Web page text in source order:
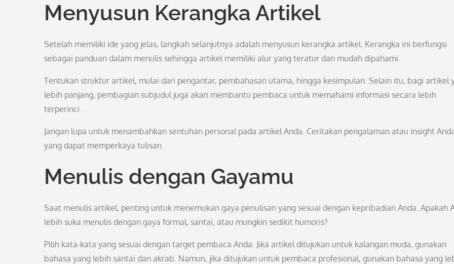
Menyusun Kerangka Artikel
Setelah memiliki ide yang jelas, langkah selanjutnya adalah menyusun kerangka artikel. Kerangka ini berfungsi
sebagai panduan dalam menulis sehingga artikel memiliki alur yang teratur dan mudah dipahami.
Tentukan struktur artikel, mulai dari pengantar, pembahasan utama, hingga kesimpulan. Selain itu, bagi artikel
lebih panjang, pembagian subjudul juga akan membantu pembaca untuk memahami informasi secara lebih
terperinci.
Jangan lupa untuk menambahkan sentuhan personal pada artikel Anda. Ceritakan pengalaman atau insight
yang dapat memperkaya tulisan.
Menulis dengan Gayamu
Saat menulis artikel, penting untuk menemukan gaya penulisan yang sesuai dengan kepribadian Anda. Apakah
lebih suka menulis dengan gaya formal, santai, atau mungkin sedikit humoris?
Pilih kata-kata yang sesuai dengan target pembaca Anda. Jika artikel ditujukan untuk kalangan muda, gunakan
bahasa yang lebih santai dan akrab. Namun, jika ditujukan untuk pembaca profesional, gunakan bahasa yang